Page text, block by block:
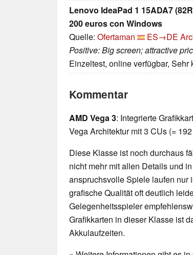
Lenovo IdeaPad 1 15ADA7
200 euros con Windows
Quelle: Ofertaman ES→DE
Positive: Big screen; attractive
Einzeltest, online verfügbar, Sehr
Kommentar
AMD Vega 3: Integrierte
Vega Architektur mit 3 CUs (=
Diese Klasse ist noch durchaus
nicht mehr mit allen Details und
anspruchsvolle Spiele laufen nur
grafische Qualität oft deutlich
Gelegenheitsspieler
Grafikkarten in dieser Klasse ist
Akkulaufzeiten.